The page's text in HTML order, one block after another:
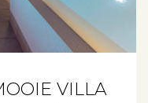
VILLA